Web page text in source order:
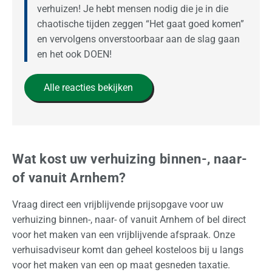
verhuizen! Je hebt mensen nodig die je in die
chaotische tijden zeggen “Het gaat goed komen”
en vervolgens onverstoorbaar aan de slag gaan
en het ook DOEN!
Alle reacties bekijken
Wat kost uw verhuizing binnen-, naar-
of vanuit Arnhem?
Vraag direct een vrijblijvende prijsopgave voor uw
verhuizing binnen-, naar- of vanuit Arnhem of bel direct
voor het maken van een vrijblijvende afspraak. Onze
verhuisadviseur komt dan geheel kosteloos bij u langs
voor het maken van een op maat gesneden taxatie.